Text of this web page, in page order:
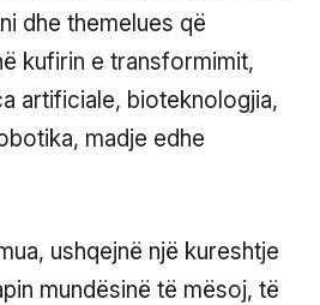
dhe themelues që
kufirin e transformimit,
artificiale, bioteknologjia,
madje edhe
ushqejnë një kureshtje
mundësinë të mësoj, të